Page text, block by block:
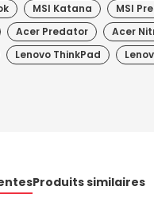
MSI Katana
MSI
Acer Predator
Acer
Lenovo ThinkPad
Produits similaires